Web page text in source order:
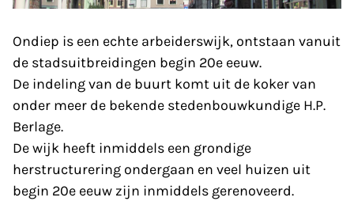
Ondiep is een echte arbeiderswijk, ontstaan vanuit
de stadsuitbreidingen begin 20e eeuw.
De indeling van de buurt komt uit de koker van
onder meer de bekende stedenbouwkundige H.P.
Berlage.
De wijk heeft inmiddels een grondige
herstructurering ondergaan en veel huizen uit
begin 20e eeuw zijn inmiddels gerenoveerd.